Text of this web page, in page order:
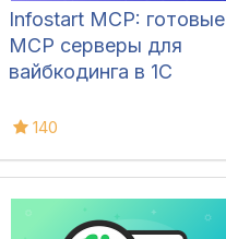
Infostart MCP: готовые
MCP серверы для
вайбкодинга в 1С
140